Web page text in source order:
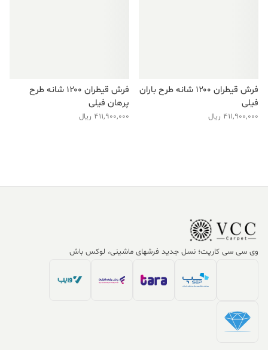
فرش قیطران ۱۲۰۰ شانه طرح باران
فیلی
411,900,000 ریال
فرش قیطران ۱۲۰۰ شانه طرح
پرهان فیلی
411,900,000 ریال
وی سی سی کارپت؛ نسل جدید فرشهای ماشینی، لوکس باش